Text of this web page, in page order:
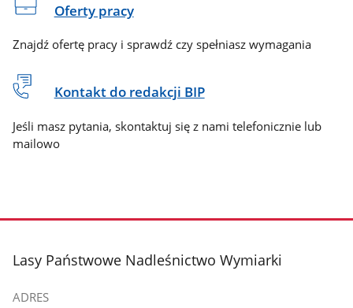
Oferty pracy
Znajdź ofertę pracy i sprawdź czy spełniasz wymagania
Kontakt do redakcji BIP
Jeśli masz pytania, skontaktuj się z nami telefonicznie lub
mailowo
stopka
Lasy Państwowe Nadleśnictwo Wymiarki
ADRES